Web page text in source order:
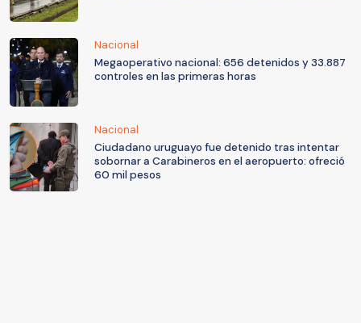
Nacional
Megaoperativo nacional: 656 detenidos y 33.887
controles en las primeras horas
Nacional
Ciudadano uruguayo fue detenido tras intentar
sobornar a Carabineros en el aeropuerto: ofreció
60 mil pesos